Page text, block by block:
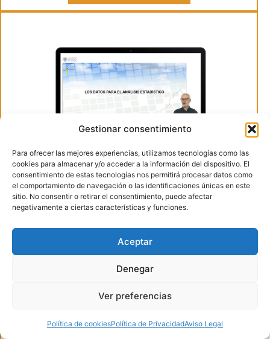
Gestionar consentimiento
Para ofrecer las mejores experiencias, utilizamos tecnologías como las
cookies para almacenar y/o acceder a la información del dispositivo. El
consentimiento de estas tecnologías nos permitirá procesar datos como
el comportamiento de navegación o las identificaciones únicas en este
sitio. No consentir o retirar el consentimiento, puede afectar
negativamente a ciertas características y funciones.
Aceptar
Denegar
Ver preferencias
Política de cookiesPolítica de PrivacidadAviso Legal
MEDIDAS ESTADÍSTICAS DE TENDENCIA
CENTRAL
Antonio Benito Benito